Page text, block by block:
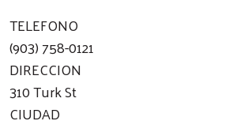
TELEFONO
(903) 758-0121
DIRECCION
310 Turk St
CIUDAD